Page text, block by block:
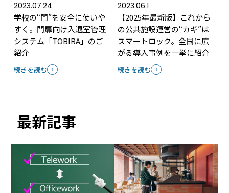
2023.07.24
学校の“門”を安全に使いや
すく。門扉向け入退室管理
システム「TOBIRA」のご
紹介
続きを読む
2023.06.1
【2025年最新版】これから
の公共施設運営の“カギ”は
スマートロック。全国に広
がる導入事例を一挙に紹介
続きを読む
最新記事